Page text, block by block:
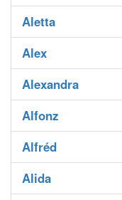
Aletta
Alex
Alexandra
Alfonz
Alfréd
Alida